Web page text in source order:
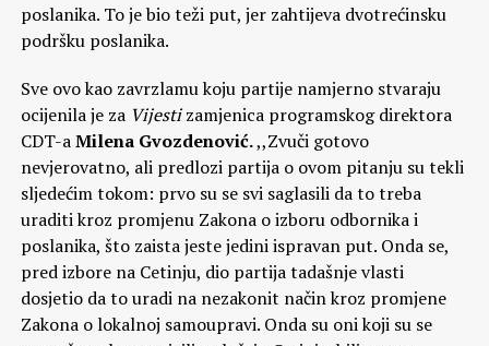
poslanika. To je bio teži put, jer zahtijeva dvotrećinsku
podršku poslanika.
Sve ovo kao zavrzlamu koju partije namjerno stvaraju
ocijenila je za Vijestizamjenica programskog direktora
CDT-aMilena Gvozdenović.,,Zvuči gotovo
nevjerovatno, ali predlozi partija o ovom pitanju su tekli
sljedećim tokom: prvo su se svi saglasili da to treba
uraditi kroz promjenu Zakona o izboru odbornika i
poslanika, što zaista jeste jedini ispravan put. Onda se,
pred izbore na Cetinju, dio partija tadašnje vlasti
dosjetio da to uradi na nezakonit način kroz promjene
Zakona o lokalnoj samoupravi. Onda su oni koji su se